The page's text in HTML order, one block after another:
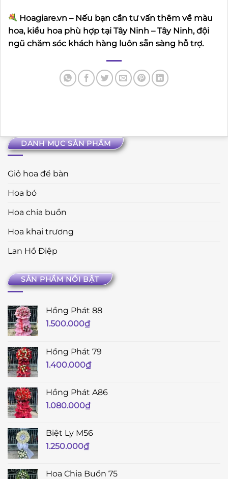
DANH MỤC SẢN PHẨM
Giỏ hoa để bàn
Hoa bó
Hoa chia buồn
Hoa khai trương
Lan Hồ Điệp
SẢN PHẨM NỔI BẬT
Hồng Phát 88
1.500.000₫
Hồng Phát 79
1.400.000₫
Hồng Phát A86
1.080.000₫
Biệt Ly M56
1.250.000₫
Hoa Chia Buồn 75
Hoagiare.vn – Nếu bạn cần tư vấn thêm về màu
hoa, kiểu hoa phù hợp tại Tây Ninh – Tây Ninh, đội
ngũ chăm sóc khách hàng luôn sẵn sàng hỗ trợ.